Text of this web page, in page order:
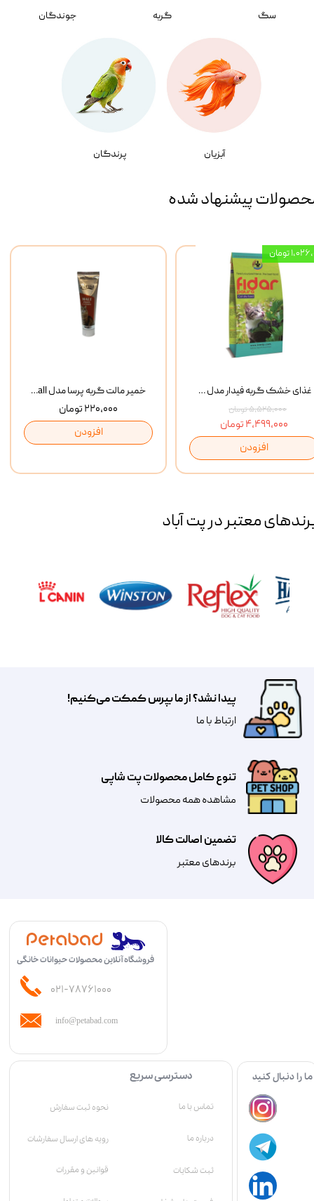
سگ گربه جوندگان
آبزیان پرندگان
پیشنهاد شده
خمیر مالت گربه پرسا مدل Anti Hairball وزن 110 گرم
۲۲۰,۰۰۰ تومان
افزودن
غذای خشک گربه فیدار مدل Adult وزن 10 کیلوگرم
۵,۵۲۵,۰۰۰ تومان
۴,۴۹۹,۰۰۰ تومان
افزودن
تومان
معتبر در پت آباد
تضمین اصالت کالا
​​برندهای معتبر​​​​​​​
تنوع کامل محصولات پت شاپی
مشاهده همه محصولات
پیدا نشد؟ از ما بپرس کمکت می‌کنیم!
​​​ارتباط با ما
info@petabad.com
فروشگاه آنلاین محصولات حیوانات خانگی
۰۲۱-۷۸۷۶۱۰۰۰
نحوه ثبت سفارش
رویه های ارسال سفارشات
قوانین و مقررات
تماس با ما
درباره ما
ثبت شکایات
دسترسی سریع ما را دنبال کنید